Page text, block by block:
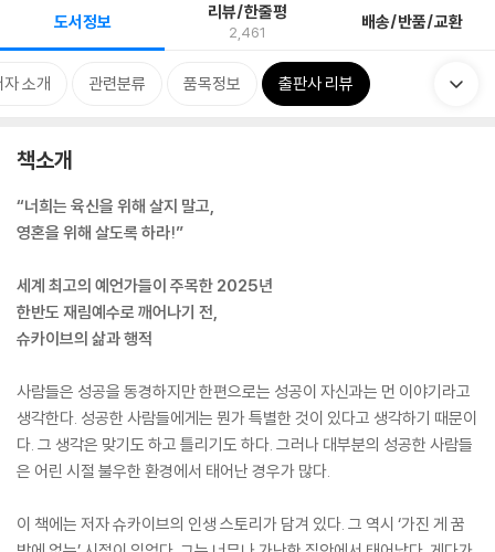
도서정보 리뷰/한줄평
2,461 배송/반품/교환
자 소개 관련분류 품목정보 출판사 리뷰
책소개
“너희는 육신을 위해 살지 말고,
영혼을 위해 살도록 하라!”
세계 최고의 예언가들이 주목한 2025년
한반도 재림예수로 깨어나기 전,
슈카이브의 삶과 행적
사람들은 성공을 동경하지만 한편으로는 성공이 자신과는 먼 이야기라고
생각한다. 성공한 사람들에게는 뭔가 특별한 것이 있다고 생각하기 때문이
다. 그 생각은 맞기도 하고 틀리기도 하다. 그러나 대부분의 성공한 사람들
은 어린 시절 불우한 환경에서 태어난 경우가 많다.
이 책에는 저자 슈카이브의 인생 스토리가 담겨 있다. 그 역시 ‘가진 게 꿈